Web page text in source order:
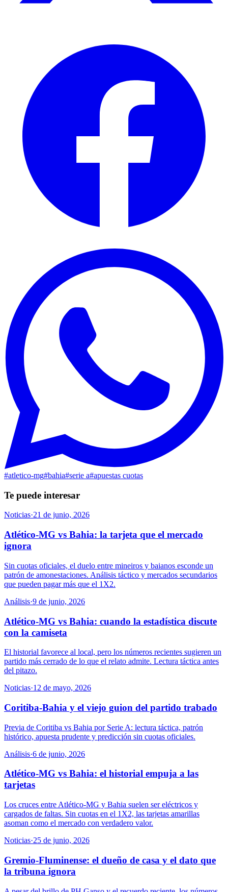
#atletico-mg#bahia#serie a#apuestas cuotas
Te puede interesar
Noticias·21 de junio, 2026
Atlético-MG vs Bahia: la tarjeta que el mercado
ignora
Sin cuotas oficiales, el duelo entre mineiros y baianos esconde un
patrón de amonestaciones. Análisis táctico y mercados secundarios
que pueden pagar más que el 1X2.
Análisis·9 de junio, 2026
Atlético-MG vs Bahia: cuando la estadística discute
con la camiseta
El historial favorece al local, pero los números recientes sugieren un
partido más cerrado de lo que el relato admite. Lectura táctica antes
del pitazo.
Noticias·12 de mayo, 2026
Coritiba-Bahia y el viejo guion del partido trabado
Previa de Coritiba vs Bahia por Serie A: lectura táctica, patrón
histórico, apuesta prudente y predicción sin cuotas oficiales.
Análisis·6 de junio, 2026
Atlético-MG vs Bahia: el historial empuja a las
tarjetas
Los cruces entre Atlético-MG y Bahia suelen ser eléctricos y
cargados de faltas. Sin cuotas en el 1X2, las tarjetas amarillas
asoman como el mercado con verdadero valor.
Noticias·25 de junio, 2026
Gremio-Fluminense: el dueño de casa y el dato que
la tribuna ignora